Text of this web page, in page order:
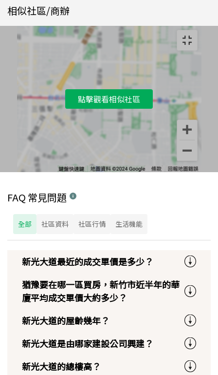
相似社區/商辦
點擊觀看相似社區
FAQ 常見問題
全部 社區資料 社區行情 生活機能
新光大道最近的成交單價是多少？
猶豫要在哪一區買房，新竹市近半年的華
廈平均成交單價大約多少？
新光大道的屋齡幾年？
新光大道是由哪家建設公司興建？
新光大道的總樓高？